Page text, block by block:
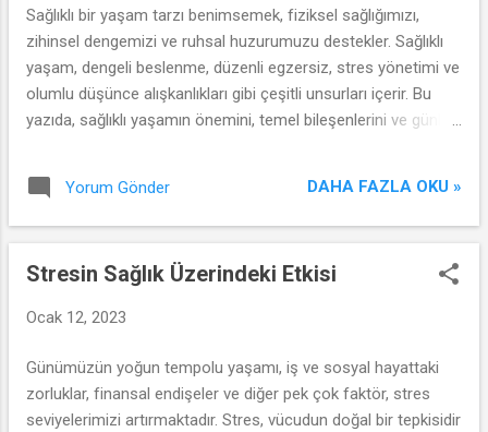
Sağlıklı bir yaşam tarzı benimsemek, fiziksel sağlığımızı,
zihinsel dengemizi ve ruhsal huzurumuzu destekler. Sağlıklı
yaşam, dengeli beslenme, düzenli egzersiz, stres yönetimi ve
olumlu düşünce alışkanlıkları gibi çeşitli unsurları içerir. Bu
yazıda, sağlıklı yaşamın önemini, temel bileşenlerini ve günlük
Yorum Gönder DAHA FAZLA OKU »
Stresin Sağlık Üzerindeki Etkisi
Ocak 12, 2023
Günümüzün yoğun tempolu yaşamı, iş ve sosyal hayattaki
zorluklar, finansal endişeler ve diğer pek çok faktör, stres
seviyelerimizi artırmaktadır. Stres, vücudun doğal bir tepkisidir